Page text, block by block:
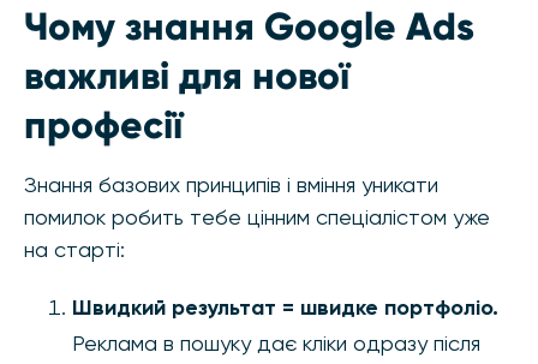
Чому знання Google Ads
важливі для нової
професії
Знання базових принципів і вміння уникати
помилок робить тебе цінним спеціалістом уже
на старті:
Швидкий результат = швидке портфоліо.
Реклама в пошуку дає кліки одразу після